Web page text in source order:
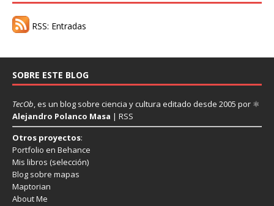
RSS: Entradas
SOBRE ESTE BLOG
TecOb, es un blog sobre ciencia y cultura editado desde 2005 por ⚛
Alejandro Polanco Masa | RSS
Otros proyectos:
Portfolio en Behance
Mis libros (selección)
Blog sobre mapas
Maptorian
About Me